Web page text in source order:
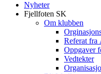
Nyheter
Fjellfoten SK
Om klubben
Referat fra
Oppgaver
Vedtekter